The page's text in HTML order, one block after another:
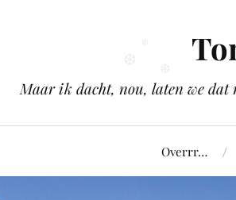
❆
❆
Maar ik dacht, nou, laten we dat
Overrr…